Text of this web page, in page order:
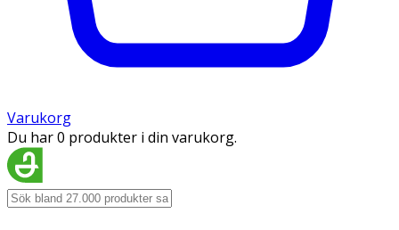
Varukorg
Du har 0 produkter i din varukorg.